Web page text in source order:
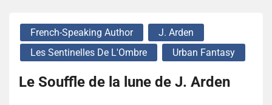
French-Speaking Author
J. Arden
Les Sentinelles De L'Ombre
Urban Fantasy
Le Souffle de la lune de J. Arden